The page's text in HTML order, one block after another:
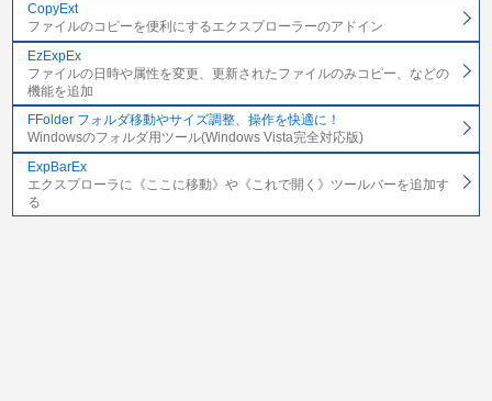
CopyExt
ファイルのコピーを便利にするエクスプローラーのアドイン
EzExpEx
ファイルの日時や属性を変更、更新されたファイルのみコピー、などの
機能を追加
FFolder フォルダ移動やサイズ調整、操作を快適に！
Windowsのフォルダ用ツール(Windows Vista完全対応版)
ExpBarEx
エクスプローラに《ここに移動》や《これで開く》ツールバーを追加す
る